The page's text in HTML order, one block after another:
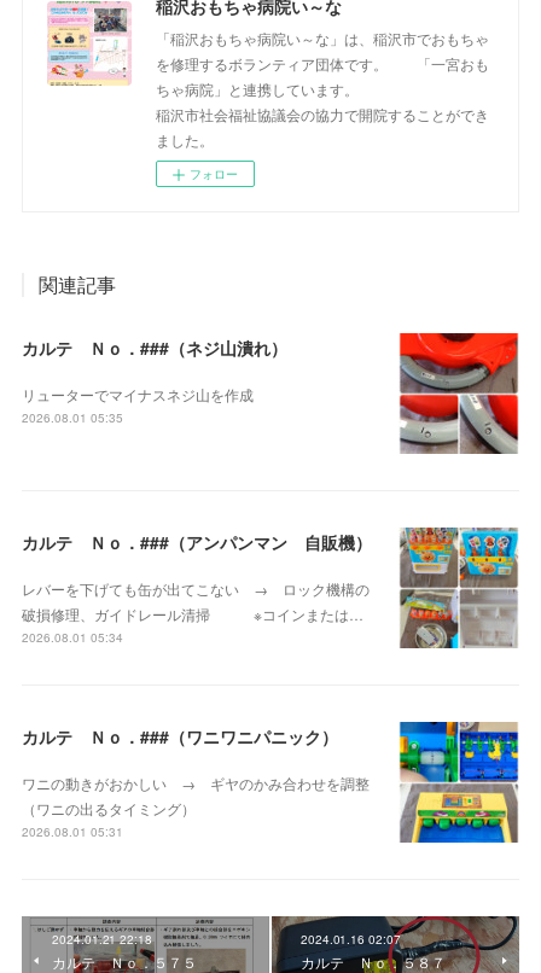
稲沢おもちゃ病院い～な
「稲沢おもちゃ病院い～な」は、稲沢市でおもちゃ
を修理するボランティア団体です。 「一宮おも
ちゃ病院」と連携しています。
稲沢市社会福祉協議会の協力で開院することができ
ました。
フォロー
関連記事
カルテ Ｎｏ．###（ネジ山潰れ）
リューターでマイナスネジ山を作成
2026.08.01 05:35
カルテ Ｎｏ．###（アンパンマン 自販機）
レバーを下げても缶が出てこない → ロック機構の
破損修理、ガイドレール清掃 ※コインまたは…
2026.08.01 05:34
カルテ Ｎｏ．###（ワニワニパニック）
ワニの動きがおかしい → ギヤのかみ合わせを調整
（ワニの出るタイミング）
2026.08.01 05:31
2024.01.21 22:18
カルテ Ｎｏ．５７５
2024.01.16 02:07
カルテ Ｎｏ．５８７